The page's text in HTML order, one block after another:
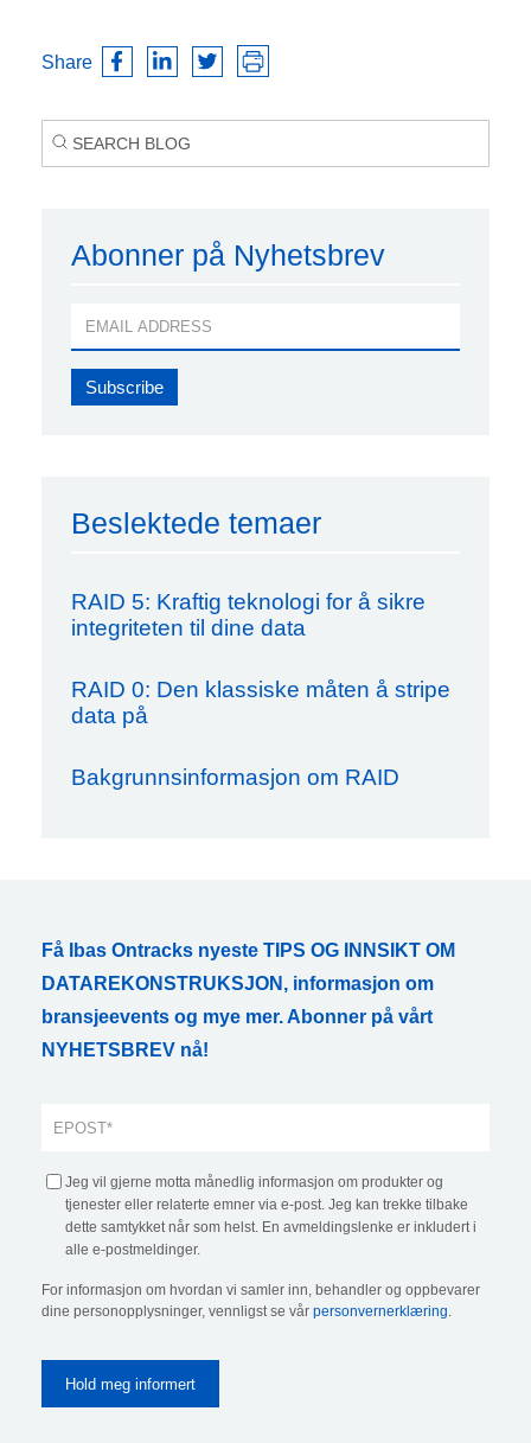
Share
Abonner på Nyhetsbrev
Beslektede temaer
RAID 5: Kraftig teknologi for å sikre
integriteten til dine data
RAID 0: Den klassiske måten å stripe
data på
Bakgrunnsinformasjon om RAID
Få Ibas Ontracks nyeste TIPS OG INNSIKT OM
DATAREKONSTRUKSJON, informasjon om
bransjeevents og mye mer. Abonner på vårt
NYHETSBREV nå!
Jeg vil gjerne motta månedlig informasjon om produkter og
tjenester eller relaterte emner via e-post. Jeg kan trekke tilbake
dette samtykket når som helst. En avmeldingslenke er inkludert i
alle e-postmeldinger.
For informasjon om hvordan vi samler inn, behandler og oppbevarer
dine personopplysninger, vennligst se vår personvernerklæring.